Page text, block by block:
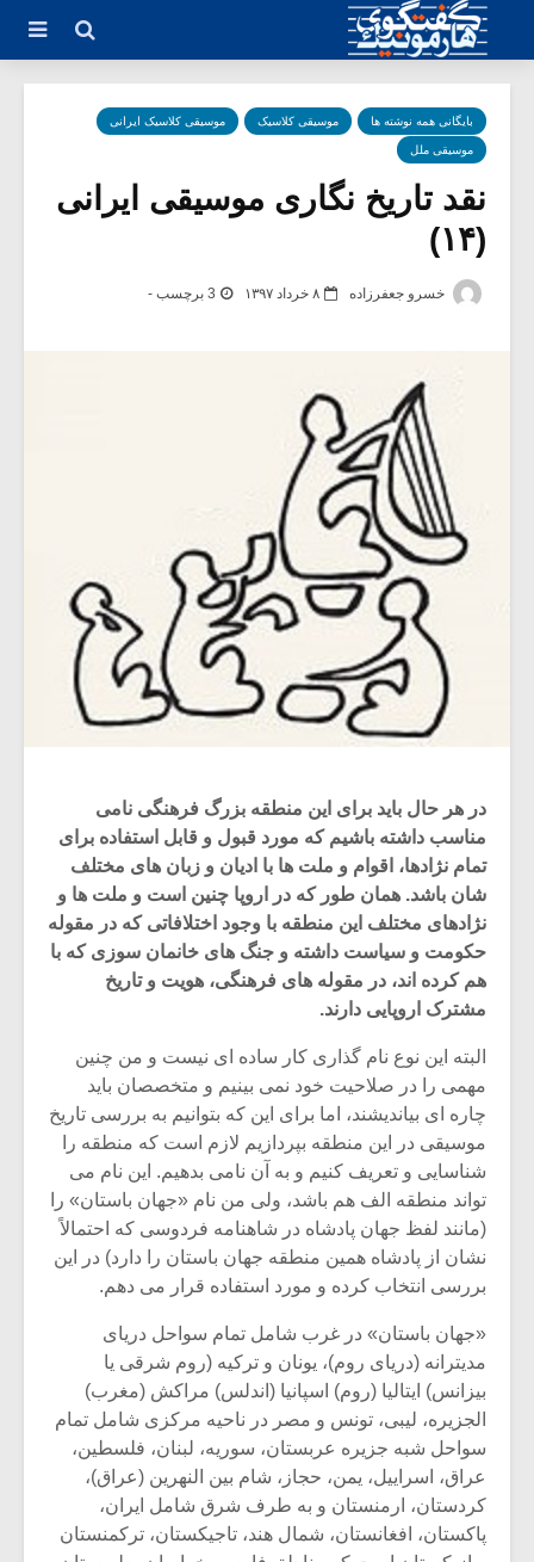
بایگانی همه نوشته ها موسیقی کلاسیک موسیقی کلاسیک ایرانی
موسیقی ملل
نقد تاریخ نگاری موسیقی ایرانی
(۱۴)
خسرو جعفرزاده ۸ خرداد ۱۳۹۷ 3 برچسب -
در هر حال باید برای این منطقه بزرگ فرهنگی نامی
مناسب داشته باشیم که مورد قبول و قابل استفاده برای
تمام نژادها، اقوام و ملت ها با ادیان و زبان های مختلف
شان باشد. همان طور که در اروپا چنین است و ملت ها و
نژادهای مختلف این منطقه با وجود اختلافاتی که در مقوله
حکومت و سیاست داشته و جنگ های خانمان سوزی که با
هم کرده اند، در مقوله های فرهنگی، هویت و تاریخ
مشترک اروپایی دارند.
البته این نوع نام گذاری کار ساده ای نیست و من چنین
مهمی را در صلاحیت خود نمی بینیم و متخصصان باید
چاره ای بیاندیشند، اما برای این که بتوانیم به بررسی تاریخ
موسیقی در این منطقه بپردازیم لازم است که منطقه را
شناسایی و تعریف کنیم و به آن نامی بدهیم. این نام می
تواند منطقه الف هم باشد، ولی من نام «جهان باستان» را
(مانند لفظ جهان پادشاه در شاهنامه فردوسی که احتمالاً
نشان از پادشاه همین منطقه جهان باستان را دارد) در این
بررسی انتخاب کرده و مورد استفاده قرار می دهم.
«جهان باستان» در غرب شامل تمام سواحل دریای
مدیترانه (دریای روم)، یونان و ترکیه (روم شرقی یا
بیزانس) ایتالیا (روم) اسپانیا (اندلس) مراکش (مغرب)
الجزیره، لیبی، تونس و مصر در ناحیه مرکزی شامل تمام
سواحل شبه جزیره عربستان، سوریه، لبنان، فلسطین،
عراق، اسراییل، یمن، حجاز، شام بین النهرین (عراق)،
کردستان، ارمنستان و به طرف شرق شامل ایران،
پاکستان، افغانستان، شمال هند، تاجیکستان، ترکمنستان
میکلوش روژا